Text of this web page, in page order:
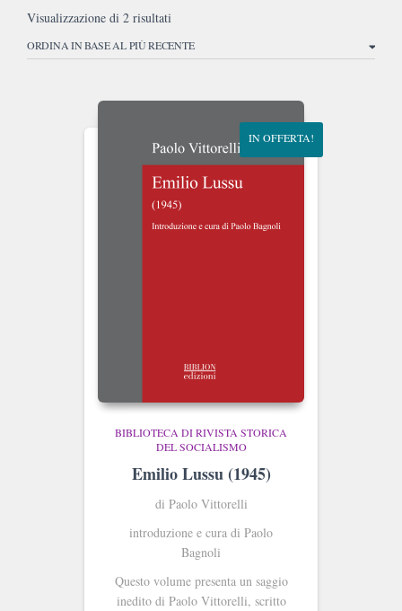
Visualizzazione di 2 risultati
base
IN OFFERTA!
BIBLIOTECA DI RIVISTA STORICA
DEL SOCIALISMO
Emilio Lussu (1945)
di Paolo Vittorelli
introduzione e cura di Paolo
Bagnoli
Questo volume presenta un saggio
inedito di Paolo Vittorelli, scritto